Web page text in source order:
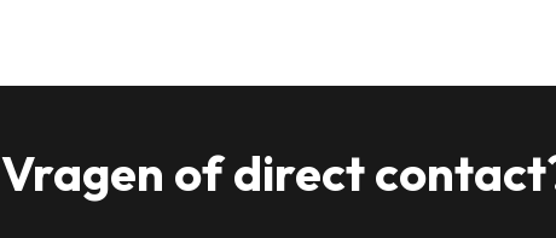
Vragen of direct